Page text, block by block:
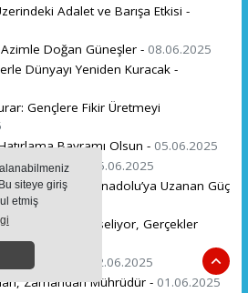
siteye giriş
etmiş
Adalet ve Barışa Etkisi -
Doğan Güneşler - 08.06.2025
Dünyayı Yeniden Kuracak -
Gençlere Fikir Üretmeyi
Bayramı Olsun - 05.06.2025
Çığlığı -
05.06.2025
Hazar’dan Anadolu’ya Uzanan Güç
Türkiye Yükseliyor, Gerçekler
Buradayız -
02.06.2025
Zamandan Mührüdür - 01.06.2025